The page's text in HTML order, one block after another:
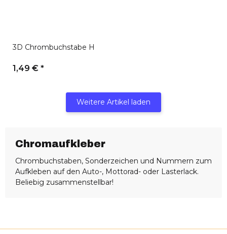
3D Chrombuchstabe H
1,49 € *
Weitere Artikel laden
Chromaufkleber
Chrombuchstaben, Sonderzeichen und Nummern zum
Aufkleben auf den Auto-, Mottorad- oder Lasterlack.
Beliebig zusammenstellbar!